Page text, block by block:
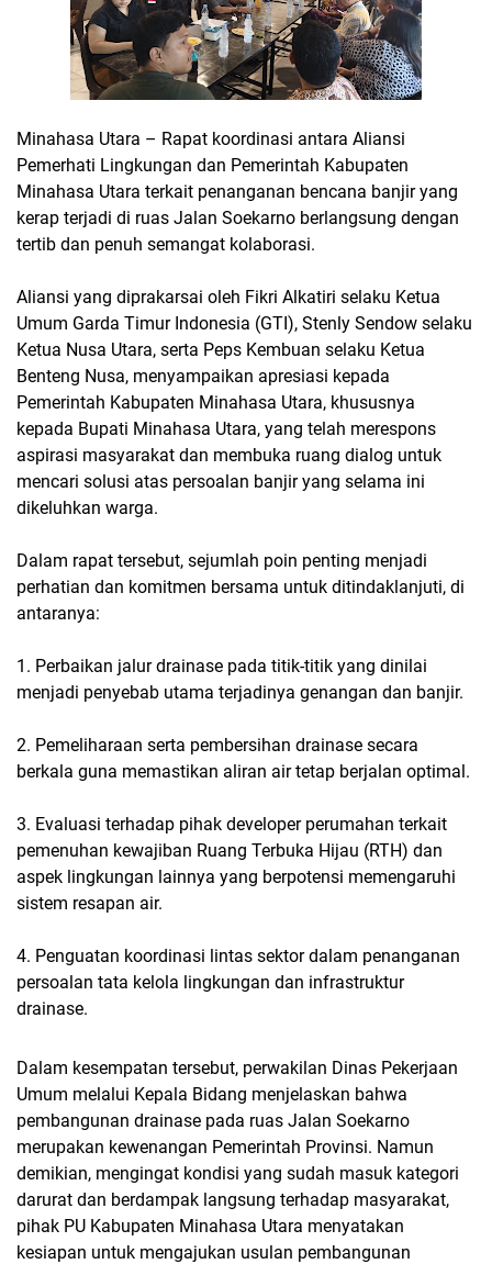
Minahasa Utara – Rapat koordinasi antara Aliansi
Pemerhati Lingkungan dan Pemerintah Kabupaten
Minahasa Utara terkait penanganan bencana banjir yang
kerap terjadi di ruas Jalan Soekarno berlangsung dengan
tertib dan penuh semangat kolaborasi.
Aliansi yang diprakarsai oleh Fikri Alkatiri selaku Ketua
Umum Garda Timur Indonesia (GTI), Stenly Sendow selaku
Ketua Nusa Utara, serta Peps Kembuan selaku Ketua
Benteng Nusa, menyampaikan apresiasi kepada
Pemerintah Kabupaten Minahasa Utara, khususnya
kepada Bupati Minahasa Utara, yang telah merespons
aspirasi masyarakat dan membuka ruang dialog untuk
mencari solusi atas persoalan banjir yang selama ini
dikeluhkan warga.
Dalam rapat tersebut, sejumlah poin penting menjadi
perhatian dan komitmen bersama untuk ditindaklanjuti, di
antaranya:
1. Perbaikan jalur drainase pada titik-titik yang dinilai
menjadi penyebab utama terjadinya genangan dan banjir.
2. Pemeliharaan serta pembersihan drainase secara
berkala guna memastikan aliran air tetap berjalan optimal.
3. Evaluasi terhadap pihak developer perumahan terkait
pemenuhan kewajiban Ruang Terbuka Hijau (RTH) dan
aspek lingkungan lainnya yang berpotensi memengaruhi
sistem resapan air.
4. Penguatan koordinasi lintas sektor dalam penanganan
persoalan tata kelola lingkungan dan infrastruktur
drainase.
Dalam kesempatan tersebut, perwakilan Dinas Pekerjaan
Umum melalui Kepala Bidang menjelaskan bahwa
pembangunan drainase pada ruas Jalan Soekarno
merupakan kewenangan Pemerintah Provinsi. Namun
demikian, mengingat kondisi yang sudah masuk kategori
darurat dan berdampak langsung terhadap masyarakat,
pihak PU Kabupaten Minahasa Utara menyatakan
kesiapan untuk mengajukan usulan pembangunan